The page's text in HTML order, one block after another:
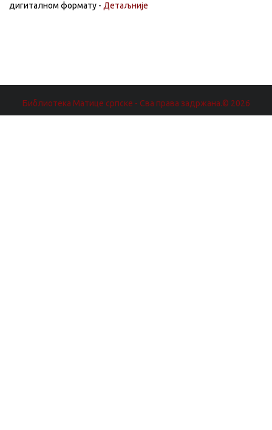
дигиталном формату - Детаљније
Библиотека Матице српске - Сва права задржана.© 2026